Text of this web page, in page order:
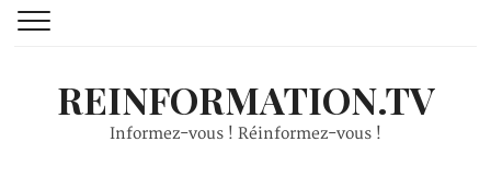
REINFORMATION.TV
Informez-vous ! Réinformez-vous !